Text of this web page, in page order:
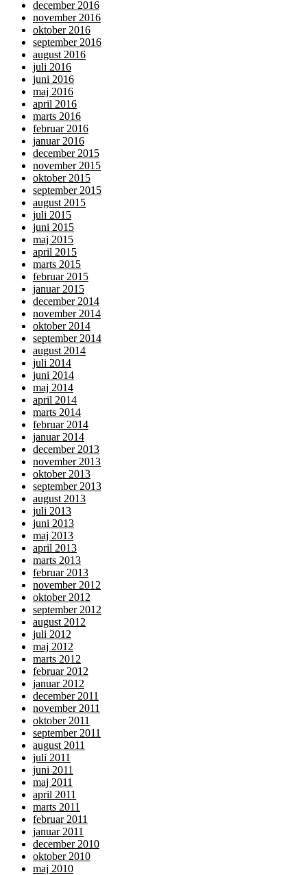
december 2016
november 2016
oktober 2016
september 2016
august 2016
juli 2016
juni 2016
maj 2016
april 2016
marts 2016
februar 2016
januar 2016
december 2015
november 2015
oktober 2015
september 2015
august 2015
juli 2015
juni 2015
maj 2015
april 2015
marts 2015
februar 2015
januar 2015
december 2014
november 2014
oktober 2014
september 2014
august 2014
juli 2014
juni 2014
maj 2014
april 2014
marts 2014
februar 2014
januar 2014
december 2013
november 2013
oktober 2013
september 2013
august 2013
juli 2013
juni 2013
maj 2013
april 2013
marts 2013
februar 2013
november 2012
oktober 2012
september 2012
august 2012
juli 2012
maj 2012
marts 2012
februar 2012
januar 2012
december 2011
november 2011
oktober 2011
september 2011
august 2011
juli 2011
juni 2011
maj 2011
april 2011
marts 2011
februar 2011
januar 2011
december 2010
oktober 2010
maj 2010